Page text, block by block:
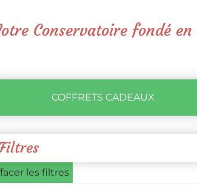
Conservatoire fondé
COFFRETS CADEAUX
Filtres
les filtres